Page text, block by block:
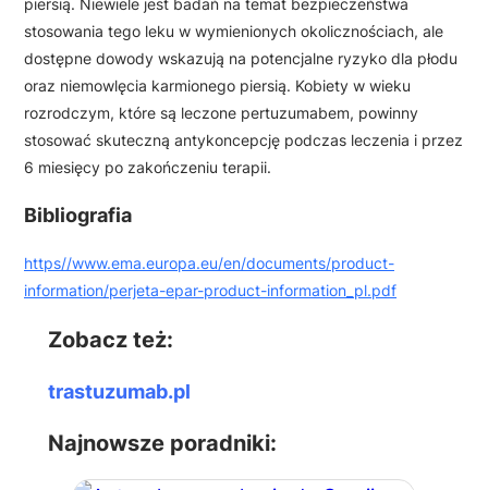
stosowania tego leku w wymienionych okolicznościach, ale
dostępne dowody wskazują na potencjalne ryzyko dla płodu
oraz niemowlęcia karmionego piersią. Kobiety w wieku
rozrodczym, które są leczone pertuzumabem, powinny
stosować skuteczną antykoncepcję podczas leczenia i przez
6 miesięcy po zakończeniu terapii.
Bibliografia
https//www.ema.europa.eu/en/documents/product-
information/perjeta-epar-product-information_pl.pdf
Zobacz też:
trastuzumab.pl
Najnowsze poradniki: